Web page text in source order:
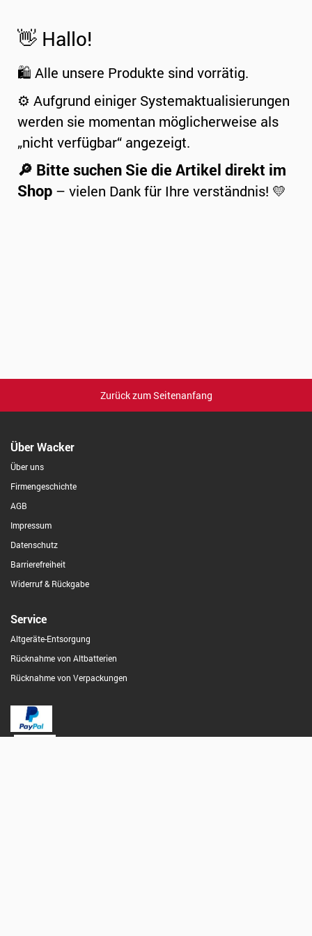
👋 Hallo!
🛍️ Alle unsere Produkte sind vorrätig.
⚙️ Aufgrund einiger Systemaktualisierungen
werden sie momentan möglicherweise als
„nicht verfügbar“ angezeigt.
🔎 Bitte suchen Sie die Artikel direkt im
Shop – vielen Dank für Ihre verständnis! 💛
Zurück zum Seitenanfang
Über Wacker
Über uns
Firmengeschichte
AGB
Impressum
Datenschutz
Barrierefreiheit
Widerruf & Rückgabe
Service
Altgeräte-Entsorgung
Rücknahme von Altbatterien
Rücknahme von Verpackungen